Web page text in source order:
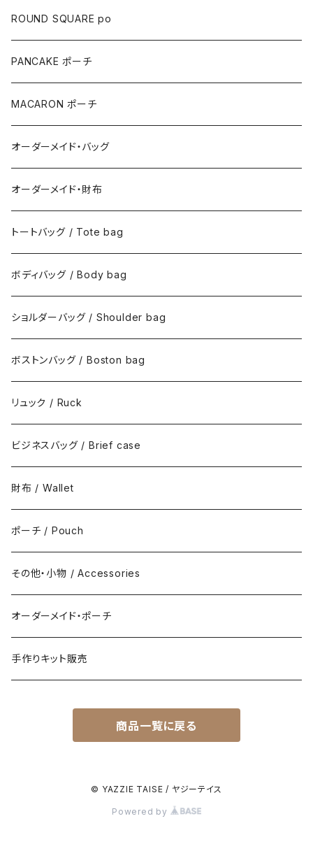
ROUND SQUARE po
PANCAKE ポーチ
MACARON ポーチ
オーダーメイド・バッグ
オーダーメイド・財布
トートバッグ / Tote bag
ボディバッグ / Body bag
ショルダーバッグ / Shoulder bag
ボストンバッグ / Boston bag
リュック / Ruck
ビジネスバッグ / Brief case
財布 / Wallet
ポーチ / Pouch
その他・小物 / Accessories
オーダーメイド・ポーチ
手作りキット販売
商品一覧に戻る
© YAZZIE TAISE / ヤジーテイス
Powered by